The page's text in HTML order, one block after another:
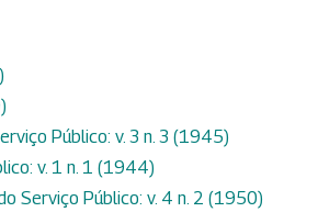
Público: v. 3 n. 3 (1945)
v. 1 n. 1 (1944)
Serviço Público: v. 4 n. 2 (1950)